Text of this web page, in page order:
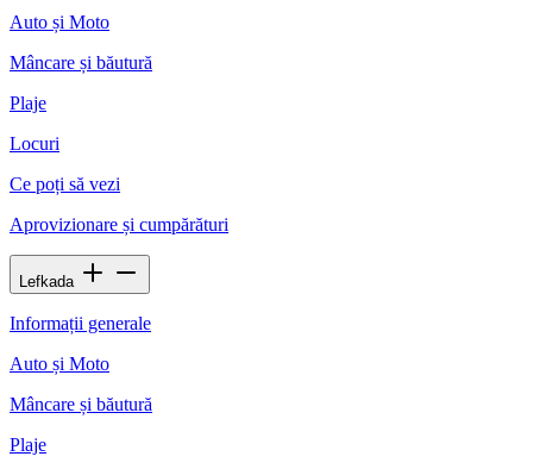
Auto și Moto
Mâncare și băutură
Plaje
Locuri
Ce poți să vezi
Aprovizionare și cumpărături
Lefkada
Informații generale
Auto și Moto
Mâncare și băutură
Plaje